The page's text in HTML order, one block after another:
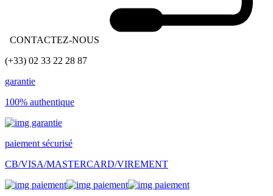
CONTACTEZ-NOUS
(+33) 02 33 22 28 87
garantie
100% authentique
paiement sécurisé
CB/VISA/MASTERCARD/VIREMENT